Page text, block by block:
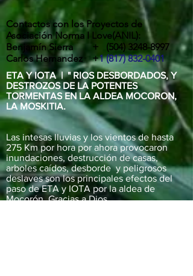
Contactos con los Proyectos de
Asociación Norma I Love(ANIL):
Benjamín Sierra + (504) 3248-8997
Carlos Hernandez +1 (817) 832-0401
ETA Y IOTA | " RIOS DESBORDADOS, Y
DESTROZOS DE LA POTENTES
TORMENTAS EN LA ALDEA MOCORON,
LA MOSKITIA.
Las intesas lluvias y los vientos de hasta
275 Km por hora por ahora provocaron
inundaciones, destrucción de casas,
arboles caídos, desborde y peligrosos
deslaves son los principales efectos del
paso de ETA y IOTA por la aldea de
Mocorón, Gracias a Dios.